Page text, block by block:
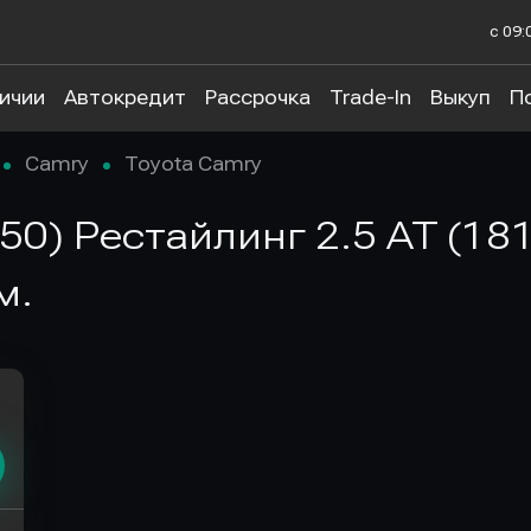
с
Автокредит Рассрочка Trade-In Выкуп
Camry Toyota Camry
Рестайлинг 2.5 AT